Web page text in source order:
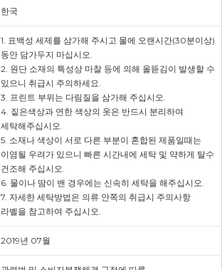
한국
1. 표백성 세제를 삼가해 주시고 물에 오랜시간(30분이상)
동안 담가두지 마십시오.
2. 원단 소재의 특성상 마찰 등에 의해 올뜯김이 발생할 수
있으니 취급시 주의하세요.
3. 프린트 부위는 다림질을 삼가해 주십시오.
4. 짙은색상과 연한 색상의 옷은 반드시 분리하여
세탁해주십시오.
5. 소재나 색상이 서로 다른 부분이 혼합된 제품일때는
이염될 우려가 있으니 빠른 시간내에 세탁 및 약하게 탈수
건조해 주십시오.
6. 물이나 땀이 밴 경우에는 신속히 세탁을 해주십시오.
7. 자세한 세탁방법은 의류 안쪽의 취급시 주의사항
라벨을 참고하여 주십시오.
2019년 07월